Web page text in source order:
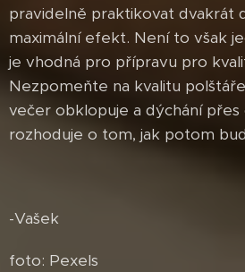
pravidelně praktikovat dvakrát
maximální efekt. Není to však
je vhodná pro přípravu pro
Nezpomeňte na kvalitu
večer obklopuje a dýchání
rozhoduje o tom, jak potom
-Vašek
foto: Pexels